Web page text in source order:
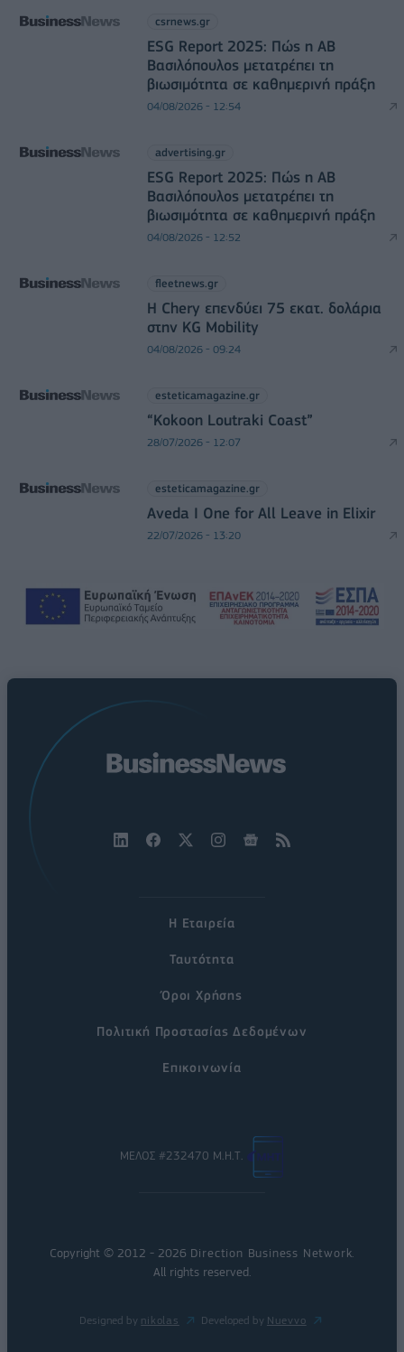
csrnews.gr
ESG Report 2025: Πώς η ΑΒ
Βασιλόπουλος μετατρέπει τη
βιωσιμότητα σε καθημερινή πράξη
04/08/2026 - 12:54
advertising.gr
ESG Report 2025: Πώς η ΑΒ
Βασιλόπουλος μετατρέπει τη
βιωσιμότητα σε καθημερινή πράξη
04/08/2026 - 12:52
fleetnews.gr
Η Chery επενδύει 75 εκατ. δολάρια
στην KG Mobility
04/08/2026 - 09:24
esteticamagazine.gr
“Kokoon Loutraki Coast”
28/07/2026 - 12:07
esteticamagazine.gr
Aveda I One for All Leave in Elixir
22/07/2026 - 13:20
Η Εταιρεία
Ταυτότητα
Όροι Χρήσης
Πολιτική Προστασίας Δεδομένων
Επικοινωνία
ΜΕΛΟΣ #232470 Μ.Η.Τ.
Copyright © 2012 - 2026 Direction Business Network.
All rights reserved.
Designed by nikolas Developed by Nuevvo